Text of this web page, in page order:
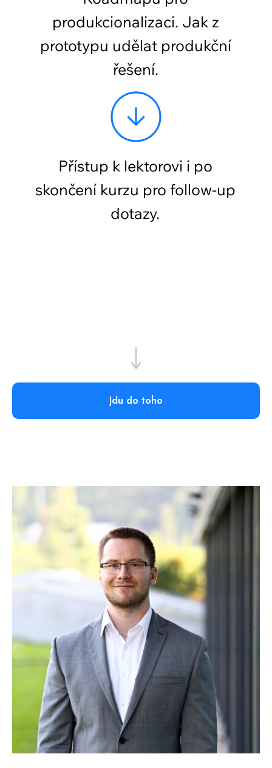
Jdu do toho
Absolventů po celém světě
Pořádaných kurzů.
30,000+
2000+
Praktické dovednosti.
Skutečné příležitosti.
Online kurzy Academy of
Digital Industries vám
otevírají dveře k profesnímu
rozvoji. Učíme jen to, co